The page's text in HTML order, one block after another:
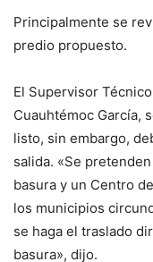
Principalmente se
predio propuesto.
El Supervisor
Cuauhtémoc García,
listo, sin embargo,
salida. «Se
basura y un Centro
los municipios
se haga el traslado
basura», dijo.